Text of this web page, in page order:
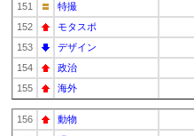
151 特撮
152
モタスポ
153
デザイン
154
政治
155
海外
156 動物